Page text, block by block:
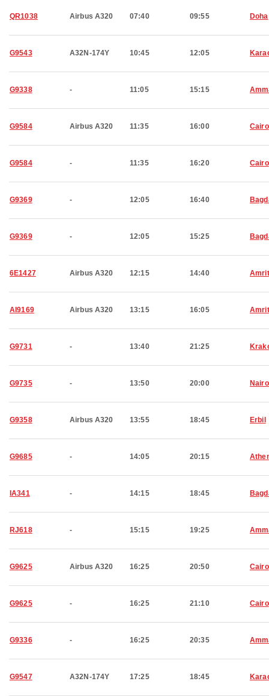
QR1038 Airbus A320 07:40 09:55 Doha
G9543 A32N-174Y 10:45 12:05
G9338 - 11:05 15:15
G9584 Airbus A320 11:35 16:00 Cairo
G9584 - 11:35 16:20 Cairo
G9369 - 12:05 16:40
G9369 - 12:05 15:25
6E1427 Airbus A320 12:15 14:40
AI9169 Airbus A320 13:15 16:05
G9731 - 13:40 21:25
G9735 - 13:50 20:00
G9358 Airbus A320 13:55 18:45 Erbil
G9685 - 14:05 20:15
IA341 - 14:15 18:45
RJ618 - 15:15 19:25
G9625 Airbus A320 16:25 20:50 Cairo
G9625 - 16:25 21:10 Cairo
G9336 - 16:25 20:35
G9547 A32N-174Y 17:25 18:45